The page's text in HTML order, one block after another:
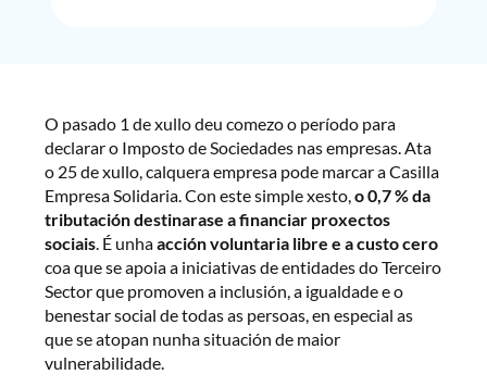
O pasado 1 de xullo deu comezo o período para
declarar o Imposto de Sociedades nas empresas. Ata
o 25 de xullo, calquera empresa pode marcar a Casilla
Empresa Solidaria. Con este simple xesto,o 0,7 % da
tributación destinarase a financiar proxectos
sociais. É unhaacción voluntaria libre e a custo cero
coa que se apoia a iniciativas de entidades do Terceiro
Sector que promoven a inclusión, a igualdade e o
benestar social de todas as persoas, en especial as
que se atopan nunha situación de maior
vulnerabilidade.